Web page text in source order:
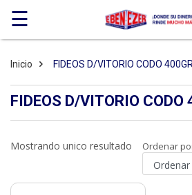
☰
Inicio FIDEOS D/VITORIO CODO 400GR
FIDEOS D/VITORIO CODO
Mostrando unico resultado Ordenar